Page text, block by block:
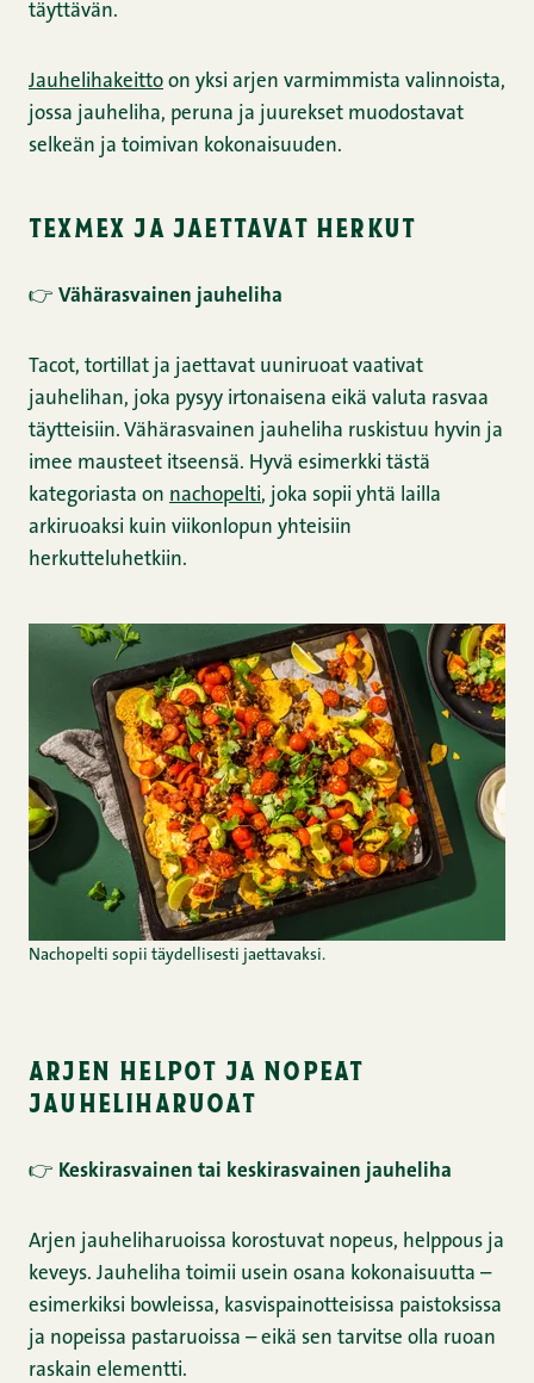
täyttävän.
Jauhelihakeitto on yksi arjen varmimmista valinnoista,
jossa jauheliha, peruna ja juurekset muodostavat
selkeän ja toimivan kokonaisuuden.
texmex ja jaettavat herkut
👉 Vähärasvainen jauheliha
Tacot, tortillat ja jaettavat uuniruoat vaativat
jauhelihan, joka pysyy irtonaisena eikä valuta rasvaa
täytteisiin. Vähärasvainen jauheliha ruskistuu hyvin ja
imee mausteet itseensä. Hyvä esimerkki tästä
kategoriasta on nachopelti, joka sopii yhtä lailla
arkiruoaksi kuin viikonlopun yhteisiin
herkutteluhetkiin.
Nachopelti sopii täydellisesti jaettavaksi.
arjen helpot ja nopeat
jauheliharuoat
👉 Keskirasvainen tai keskirasvainen jauheliha
Arjen jauheliharuoissa korostuvat nopeus, helppous ja
keveys. Jauheliha toimii usein osana kokonaisuutta –
esimerkiksi bowleissa, kasvispainotteisissa paistoksissa
ja nopeissa pastaruoissa – eikä sen tarvitse olla ruoan
raskain elementti.